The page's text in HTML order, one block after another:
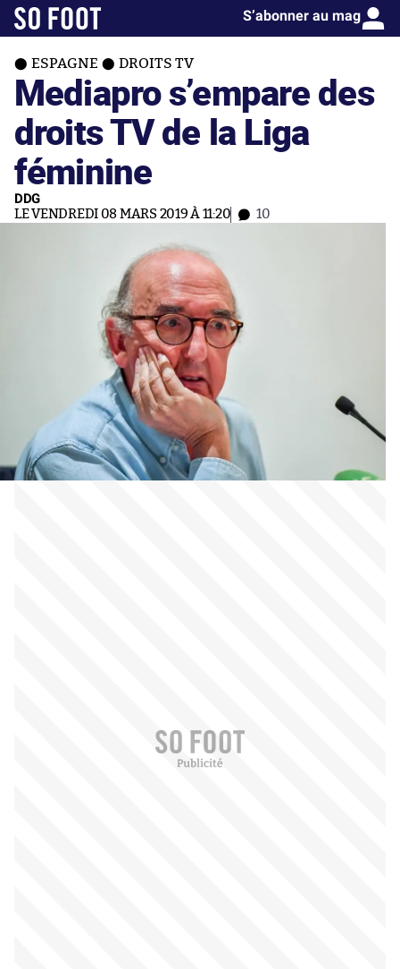
S’abonner au mag
ESPAGNE DROITS TV
Mediapro s’empare des
droits TV de la Liga
féminine
DDG
LE VENDREDI 08 MARS 2019 À 11:20 10